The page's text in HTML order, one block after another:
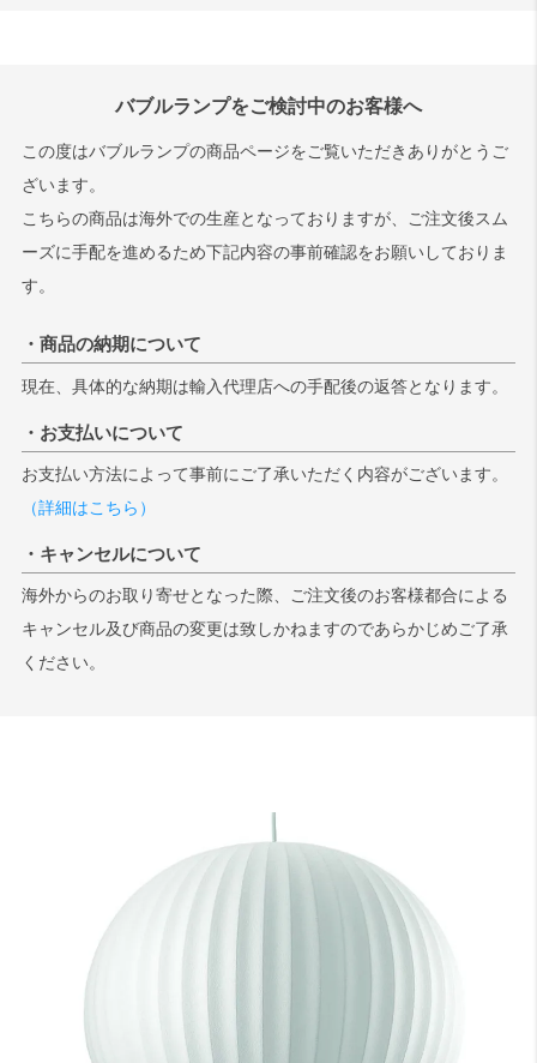
バブルランプをご検討中のお客様へ
この度はバブルランプの商品ページをご覧いただきありがとうご
ざいます。
こちらの商品は海外での生産となっておりますが、ご注文後スム
ーズに手配を進めるため下記内容の事前確認をお願いしておりま
す。
・商品の納期について
現在、具体的な納期は輸入代理店への手配後の返答となります。
・お支払いについて
お支払い方法によって事前にご了承いただく内容がございます。
（詳細はこちら）
・キャンセルについて
海外からのお取り寄せとなった際、ご注文後のお客様都合による
キャンセル及び商品の変更は致しかねますのであらかじめご了承
ください。